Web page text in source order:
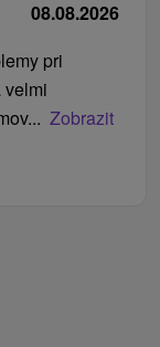
08.08.2026
pri
velmi
Zobrazit